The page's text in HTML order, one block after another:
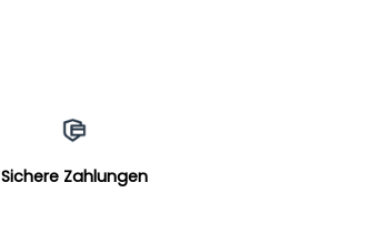
Sichere Zahlungen